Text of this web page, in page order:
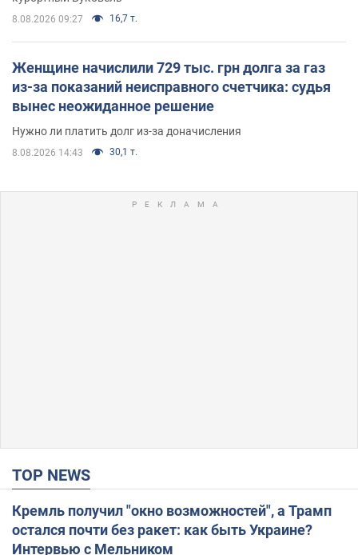
8.08.2026 09:27 16,7 т.
Женщине начислили 729 тыс. грн долга за газ
из-за показаний неисправного счетчика: судья
вынес неожиданное решение
Нужно ли платить долг из-за доначисления
8.08.2026 14:43 30,1 т.
TOP NEWS
Кремль получил "окно возможностей", а Трамп
остался почти без ракет: как быть Украине?
Интервью с Мельником